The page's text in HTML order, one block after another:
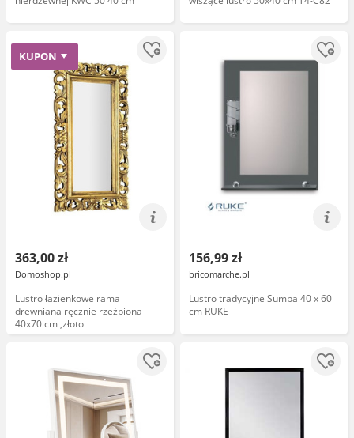
KUPON
363,00 zł
Domoshop.pl
Lustro łazienkowe rama
drewniana ręcznie rzeźbiona
40x70 cm ,złoto
156,99 zł
bricomarche.pl
Lustro tradycyjne Sumba 40 x 60
cm RUKE